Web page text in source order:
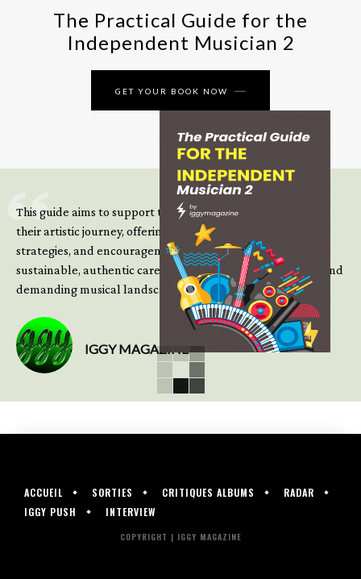
The Practical Guide for the
Independent Musician 2
GET YOUR BOOK NOW
This guide aims to support those climbing the next steps of
their artistic journey, offering practical insight, updated
strategies, and encouragement to continue building
sustainable, authentic careers in an increasingly complex and
demanding musical landscape.
IGGY MAGAZINE
ACCUEIL SORTIES CRITIQUES ALBUMS
RADAR
IGGY PUSH
INTERVIEW
COPYRIGHT | IGGY MAGAZINE